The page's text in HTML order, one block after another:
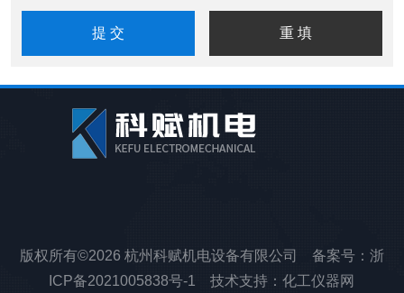
版权所有©2026 杭州科赋机电设备有限公司 备案号： 浙
ICP备2021005838号-1 技术支持：化工仪器网